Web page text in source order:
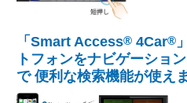
「Smart Access® 4Car®
トフォンをナビゲーショ
で 便利な検索機能が使えま